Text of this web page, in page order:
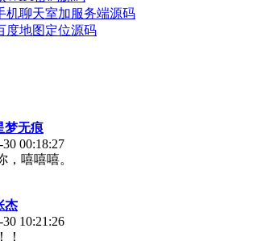
机聊天室加服务端源码
度地图定位源码
梦无痕
30 00:18:27
，嘻嘻嘻。
杰
30 10:21:26
！